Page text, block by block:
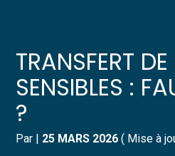
Gérer votre quotidien
Piloter votre entreprise
Développer votre entreprise
Suivre votre comptabilité
Gérer vos ressources
Dématérialiser vos
TRANSFERT
SENSIBLES :
?
Par | 25 MARS 2026 ( Mise à